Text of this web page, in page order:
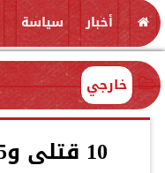
أخبار سياسة
خارجي